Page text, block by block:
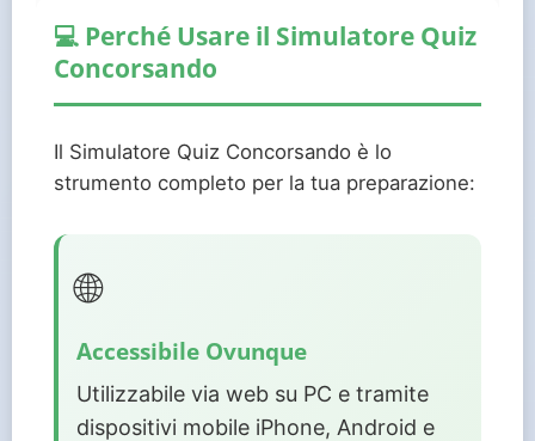
💻 Perché Usare il Simulatore Quiz
Concorsando
Il Simulatore Quiz Concorsando è lo
strumento completo per la tua preparazione:
🌐
Accessibile Ovunque
Utilizzabile via web su PC e tramite
dispositivi mobile iPhone, Android e